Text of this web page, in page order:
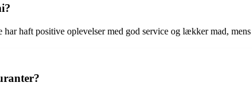
haft positive oplevelser med god service og lækker mad,